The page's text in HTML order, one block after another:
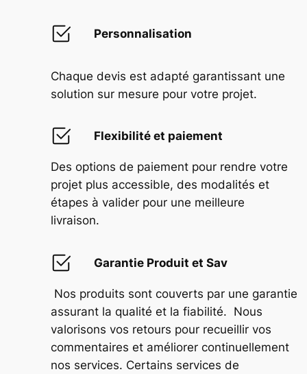
Personnalisation
Chaque devis est adapté garantissant une
solution sur mesure pour votre projet.
Flexibilité et paiement
Des options de paiement pour rendre votre
projet plus accessible, des modalités et
étapes à valider pour une meilleure
livraison.
Garantie Produit et Sav
Nos produits sont couverts par une garantie
assurant la qualité et la fiabilité. Nous
valorisons vos retours pour recueillir vos
commentaires et améliorer continuellement
nos services. Certains services de